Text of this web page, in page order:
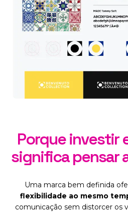
Porque investir
significa pensar
Uma marca bem definida
flexibilidade ao mesmo
comunicação sem distorcer os